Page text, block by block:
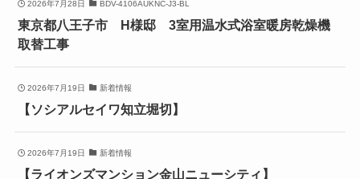
2026年7月28日 BDV-4106AUKNC-J3-BL
東京都八王子市 H様邸 3室用温水式浴室暖房乾燥機
取替工事
2026年7月19日 新着情報
【ソシアルセイワ知立堀切】
2026年7月19日 新着情報
【ライオンズマンション金山ニューシティ】